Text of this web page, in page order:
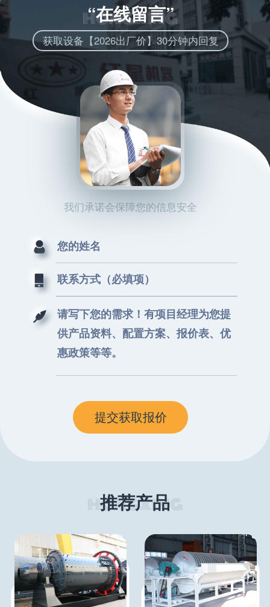
“在线留言”
获取设备【2026出厂价】30分钟内回复
我们承诺会保障您的信息安全
推荐产品